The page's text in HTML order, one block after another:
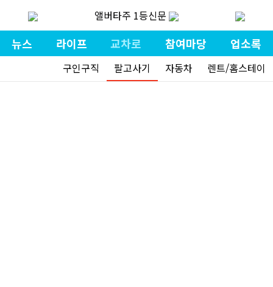
앨버타주 1등신문
뉴스 라이프 교차로 참여마당 업소록
구인구직 팔고사기 자동차 렌트/홈스테이